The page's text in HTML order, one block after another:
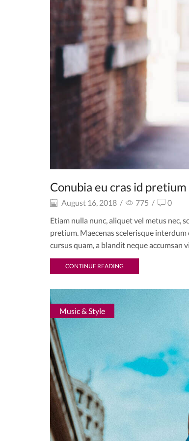
Conubia eu cras id pretium
August 16, 2018 / 775 /
0
Etiam nulla nunc, aliquet vel metus nec,
pretium. Maecenas scelerisque
cursus quam, a blandit neque accumsan
CONTINUE READING
Music & Style